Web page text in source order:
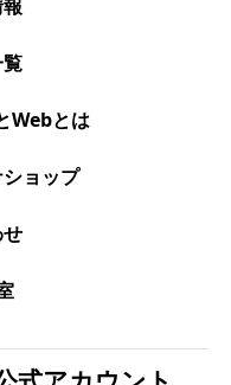
Webとは
ョップ